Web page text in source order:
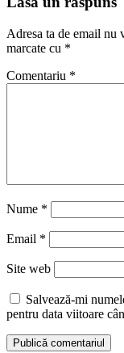
Adresa ta de email nu
marcate cu *
Comentariu *
Nume *
Email *
Site web
Salvează-mi
pentru data viitoare